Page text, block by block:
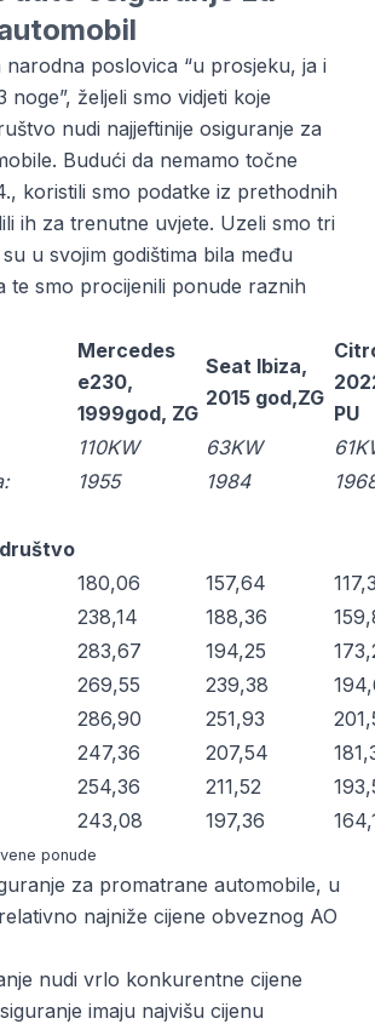
poslovica “u prosjeku, ja i
noge”, željeli smo vidjeti koje
nudi najjeftinije osiguranje za
Budući da nemamo točne
koristili smo podatke iz prethodnih
ih za trenutne uvjete. Uzeli smo tri
u svojim godištima bila među
te smo procijenili ponude raznih
Mercedes
e230,
1999god, ZG
Seat Ibiza,
2015 god,ZG
PU
110KW 63KW
1955 1984
180,06 157,64
238,14 188,36
283,67 194,25
269,55 239,38
286,90 251,93
247,36 207,54
254,36 211,52
243,08 197,36
ponude
za promatrane automobile, u
najniže cijene obveznog AO
nudi vrlo konkurentne cijene
imaju najvišu cijenu